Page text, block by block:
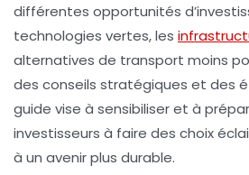
différentes opportunités
technologies vertes, les
alternatives de transport moins
des conseils stratégiques et des
guide vise à sensibiliser et à
investisseurs à faire des choix
à un avenir plus durable.